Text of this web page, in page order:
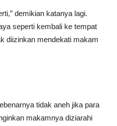
demikian katanya lagi.
seperti kembali ke tempat
diizinkan mendekati makam
tidak aneh jika para
makamnya diziarahi